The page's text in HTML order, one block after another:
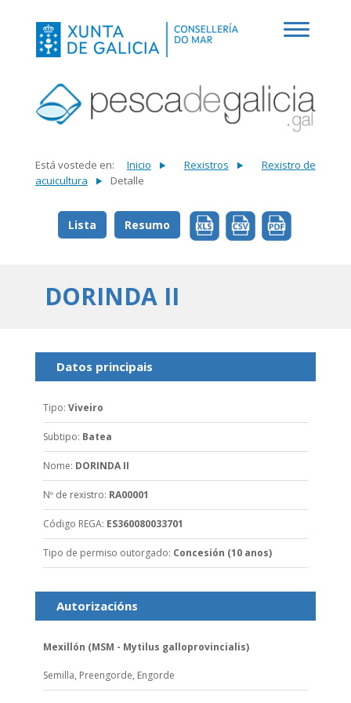
Está vostede en: Inicio Rexistros
Rexistro de
acuicultura
Detalle
Lista Resumo
DORINDA II
Datos principais
Tipo: Viveiro
Subtipo: Batea
Nome: DORINDA II
Nº de rexistro: RA00001
Código REGA: ES360080033701
Tipo de permiso outorgado: Concesión (10 anos)
Autorizacións
Mexillón (MSM - Mytilus galloprovincialis)
Semilla, Preengorde, Engorde